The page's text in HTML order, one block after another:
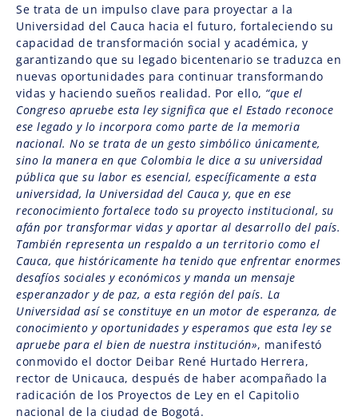
Se trata de un impulso clave para proyectar a la
Universidad del Cauca hacia el futuro, fortaleciendo su
capacidad de transformación social y académica, y
garantizando que su legado bicentenario se traduzca en
nuevas oportunidades para continuar transformando
vidas y haciendo sueños realidad. Por ello, “que el
Congreso apruebe esta ley significa que el Estado reconoce
ese legado y lo incorpora como parte de la memoria
nacional. No se trata de un gesto simbólico únicamente,
sino la manera en que Colombia le dice a su universidad
pública que su labor es esencial, específicamente a esta
universidad, la Universidad del Cauca y, que en ese
reconocimiento fortalece todo su proyecto institucional, su
afán por transformar vidas y aportar al desarrollo del país.
También representa un respaldo a un territorio como el
Cauca, que históricamente ha tenido que enfrentar enormes
desafíos sociales y económicos y manda un mensaje
esperanzador y de paz, a esta región del país. La
Universidad así se constituye en un motor de esperanza, de
conocimiento y oportunidades y esperamos que esta ley se
apruebe para el bien de nuestra institución», manifestó
conmovido el doctor Deibar René Hurtado Herrera,
rector de Unicauca, después de haber acompañado la
radicación de los Proyectos de Ley en el Capitolio
nacional de la ciudad de Bogotá.